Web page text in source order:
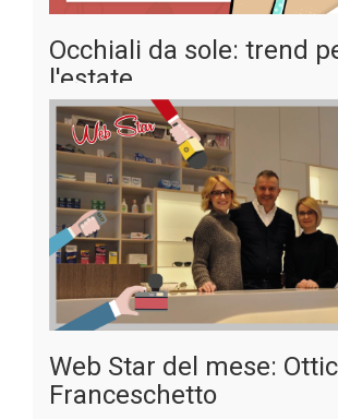
Occhiali da sole: trend
l'estate
Si avvicina la bella stagione e non vediamo
goderci il sole sul nostro viso. Ma quali
per il 2019?
Pubblicato il18-04-2019
Categoria: Occhiali
Web Star del mese:
Franceschetto